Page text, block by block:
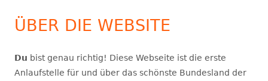
ÜBER DIE WEBSITE
Du bist genau richtig! Diese Webseite ist die erste
Anlaufstelle für und über das schönste Bundesland der